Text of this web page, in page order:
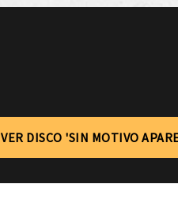
VER DISCO 'SIN MOTIVO